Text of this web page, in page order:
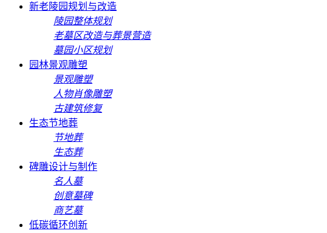
新老陵园规划与改造
陵园整体规划
老墓区改造与葬景营造
墓园小区规划
园林景观雕塑
景观雕塑
人物肖像雕塑
古建筑修复
生态节地葬
节地葬
生态葬
碑雕设计与制作
名人墓
创意墓碑
商艺墓
低碳循环创新